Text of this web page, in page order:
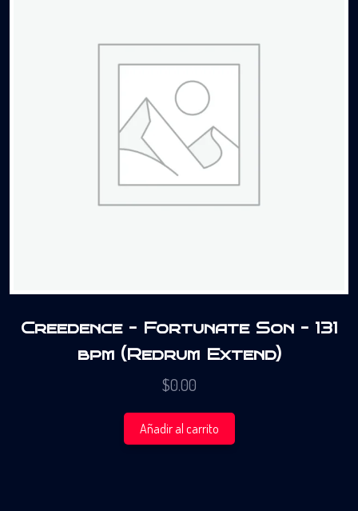
Creedence – Fortunate Son – 131
bpm (Redrum Extend)
$0.00
Añadir al carrito